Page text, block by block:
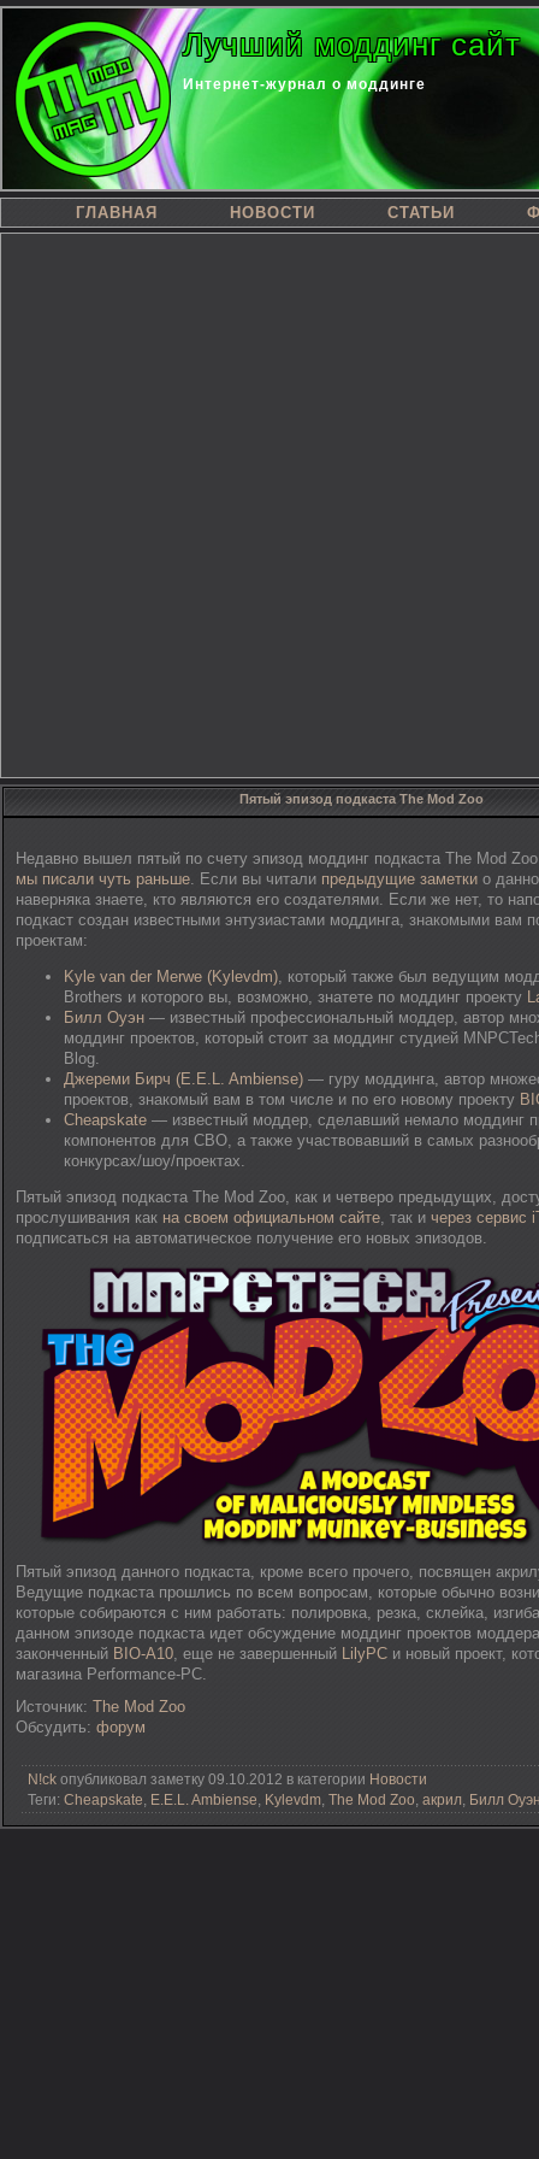
Лучший моддинг сайт
Интернет-журнал о моддинге
ГЛАВНАЯ НОВОСТИ СТАТЬИ
Пятый эпизод подкаста The Mod Zoo
Недавно вышел пятый по счету эпизод моддинг подкаста The Mod
мы писали чуть раньше. Если вы читали предыдущие заметки о
наверняка знаете, кто являются его создателями. Если же нет, то
подкаст создан известными энтузиастами моддинга, знакомыми вам
проектам:
Kyle van der Merwe (Kylevdm), который также был ведущим
Brothers и которого вы, возможно, знатете по моддинг проекту
Билл Оуэн — известный профессиональный моддер, автор
моддинг проектов, который стоит за моддинг студией
Blog.
Джереми Бирч (E.E.L. Ambiense) — гуру моддинга, автор
проектов, знакомый вам в том числе и по его новому проекту
Cheapskate — известный моддер, сделавший немало моддинг
компонентов для СВО, а также участвовавший в самых
конкурсах/шоу/проектах.
Пятый эпизод подкаста The Mod Zoo, как и четверо предыдущих,
прослушивания как на своем официальном сайте, так и через сервис
подписаться на автоматическое получение его новых эпизодов.
Пятый эпизод данного подкаста, кроме всего прочего, посвящен
Ведущие подкаста прошлись по всем вопросам, которые обычно
которые собираются с ним работать: полировка, резка, склейка,
данном эпизоде подкаста идет обсуждение моддинг проектов
законченный BIO-A10, еще не завершенный LilyPC и новый проект,
магазина Performance-PC.
Источник: The Mod Zoo
Обсудить: форум
N!ck опубликовал заметку 09.10.2012 в категории Новости
Теги: Cheapskate, E.E.L. Ambiense, Kylevdm, The Mod Zoo, акрил, Билл